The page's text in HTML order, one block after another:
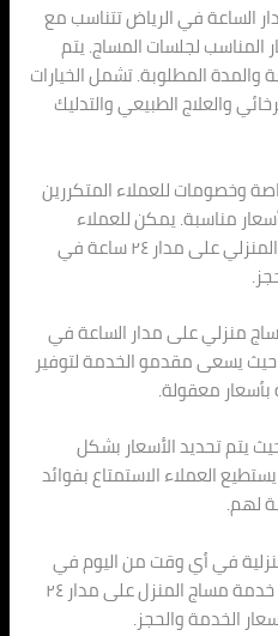
الساعة في الرياض تتناسب مع
المناسب لجلسات المساج. يتم
والمدة المطلوبة. تشمل الخيارات
والعلاج الطبيعي والتدليك
وخصومات للعملاء المتكررين
مناسبة. يمكن للعملاء
التواصل مع مزودي خدمة مساج المنزلي على مدار ٢٤ ساعة في
منزلي على مدار الساعة في
يسعى مقدمو الخدمة لتوفير
بأسعار معقولة.
يتم تحديد الأسعار بشكل
العملاء الاستمتاع بفوائد
لهم.
في أي وقت من اليوم في
الرياض، فلا تتردد في التواصل مع خدمة مساج المنزل على مدار ٢٤
الخدمة والحجز.